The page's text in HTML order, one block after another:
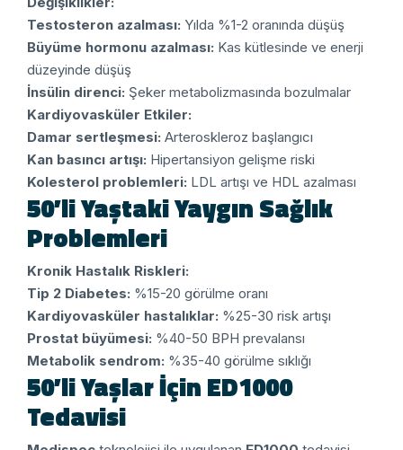
Testosteron azalması: Yılda %1-2 oranında düşüş
Büyüme hormonu azalması: Kas kütlesinde ve enerji
düzeyinde düşüş
İnsülin direnci: Şeker metabolizmasında bozulmalar
Kardiyovasküler Etkiler:
Damar sertleşmesi: Arteroskleroz başlangıcı
Kan basıncı artışı: Hipertansiyon gelişme riski
Kolesterol problemleri: LDL artışı ve HDL azalması
50’li Yaştaki Yaygın Sağlık
Problemleri
Kronik Hastalık Riskleri:
Tip 2 Diabetes: %15-20 görülme oranı
Kardiyovasküler hastalıklar: %25-30 risk artışı
Prostat büyümesi: %40-50 BPH prevalansı
Metabolik sendrom: %35-40 görülme sıklığı
50’li Yaşlar İçin ED1000
Tedavisi